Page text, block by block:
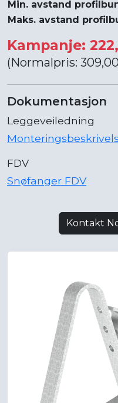
Min. avstand
Maks. avstand
Kampanje:
(Normalpris:
Dokumentasjon
Leggeveiledning
FDV
Snøfanger FDV
Kontakt